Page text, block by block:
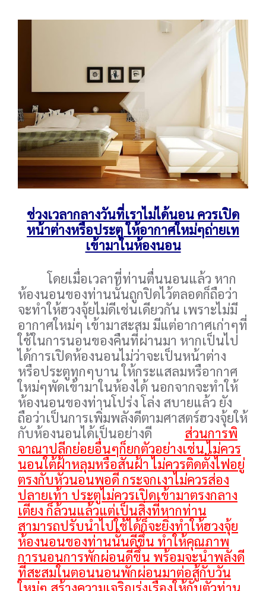
ช่วงเวลากลางวันที่เราไม่ได้นอน ควรเปิด
หน้าต่างหรือประตู ให้อากาศใหม่ๆถ่ายเท
เข้ามาในห้องนอน
โดยเมื่อเวลาที่ท่านตื่นนอนแล้ว หาก
ห้องนอนของท่านนั้นถูกปิดไว้ตลอดก็ถือว่า
จะทำให้ฮวงจุ้ยไม่ดีเช่นเดียวกัน เพราะไม่มี
อากาศใหม่ๆ เข้ามาสะสม มีแต่อากาศเก่าๆที่
ใช้ในการนอนของคืนที่ผ่านมา หากเป็นไป
ได้การเปิดห้องนอนไม่ว่าจะเป็นหน้าต่าง
หรือประตูทุกๆบาน ให้กระแสลมหรือากาศ
ใหม่ๆพัดเข้ามาในห้องได้ นอกจากจะทำให้
ห้องนอนของท่านโปร่ง โล่ง สบายแล้ว ยัง
ถือว่าเป็นการเพิ่มพลังดีตามศาสตร์ฮวงจุ้ยให้
กับห้องนอนได้เป็นอย่างดี ส่วนการพิ
จาณาปลีกย่อยอื่นๆก็ยกตัวอย่างเช่น ไม่ควร
นอนใต้ฝ้าหลุมหรือสันฝ้า ไม่ควรติดตั้งไฟอยู่
ตรงกับหัวนอนพอดี กระจกเงาไม่ควรส่อง
ปลายเท้า ประตูไม่ควรเปิดเข้ามาตรงกลาง
เตียง ก็ล้วนแล้วแต่เป็นสิ่งที่หากท่าน
สามารถปรับนำไปใช้ได้ก็จะยิ่งทำให้ฮวงจุ้ย
ห้องนอนของท่านนั้นดีขึ้น ทำให้คุณภาพ
การนอนการพักผ่อนดีขึ้น พร้อมจะนำพลังดี
ที่สะสมในตอนนอนพักผ่อนมาต่อสู้กับวัน
ใหม่ๆ สร้างความเจริญรุ่งเรืองให้กับตัวท่าน